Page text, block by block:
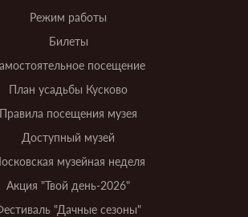
Режим работы
Билеты
посещение
План усадьбы Кусково
Правила посещения музея
Доступный музей
музейная неделя
Акция "Твой день-2026"
"Дачные сезоны"